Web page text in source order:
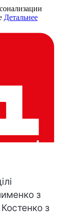
з
з